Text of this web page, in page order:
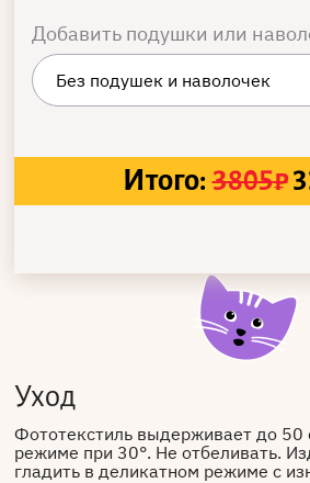
Добавить подушки или
Итого: 3805₽
Уход
Фототекстиль выдерживает до
режиме при 30°. Не отбеливать.
гладить в деликатном режиме с